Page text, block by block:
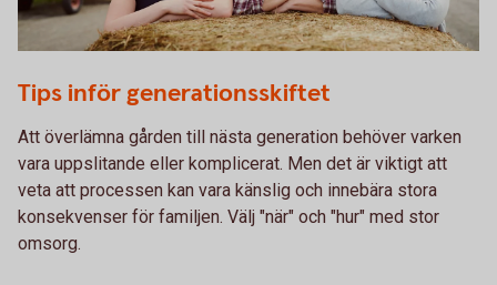
Tips inför generationsskiftet
Att överlämna gården till nästa generation behöver varken
vara uppslitande eller komplicerat. Men det är viktigt att
veta att processen kan vara känslig och innebära stora
konsekvenser för familjen. Välj "när" och "hur" med stor
omsorg.